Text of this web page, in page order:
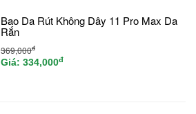
Bao Da Rút Không Dây 11 Pro Max Da
Rắn
369,000đ
Giá: 334,000đ